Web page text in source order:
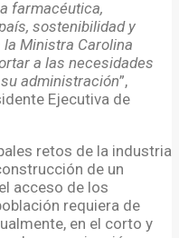
farmacéutica,
sostenibilidad y
Ministra Carolina
a las necesidades
administración”,
Ejecutiva de
retos de la industria
de un
acceso de los
requiera de
en el corto y